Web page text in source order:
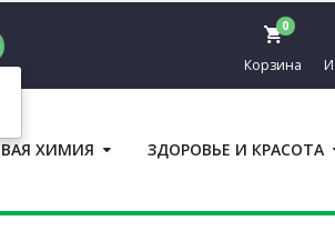
0
Корзина
ХИМИЯ ЗДОРОВЬЕ И КРАСОТА